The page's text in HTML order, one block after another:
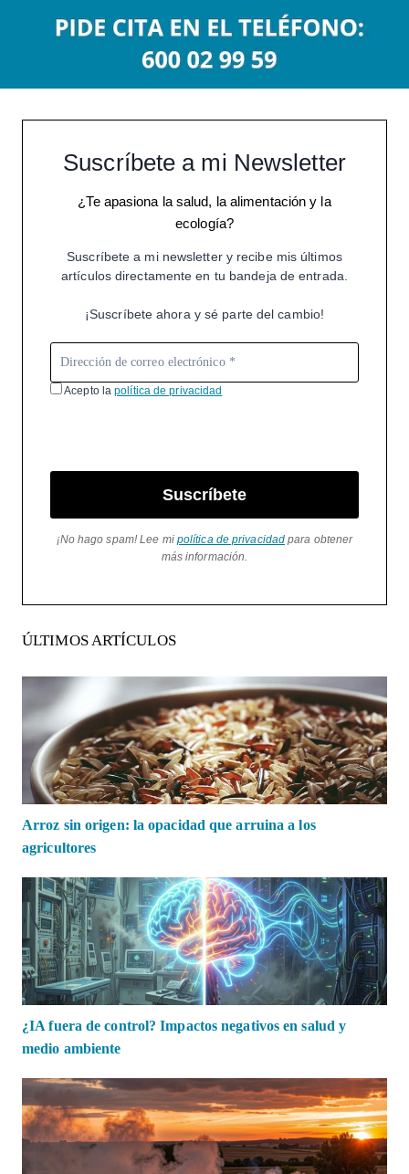
Suscríbete a mi Newsletter
¿Te apasiona la salud, la alimentación y la
ecología?
Suscríbete a mi newsletter y recibe mis últimos
artículos directamente en tu bandeja de entrada.
¡Suscríbete ahora y sé parte del cambio!
Acepto lapolítica de privacidad
Suscríbete
¡No hago spam! Lee mi política de privacidad para obtener
más información.
ÚLTIMOS ARTÍCULOS
Arroz sin origen: la opacidad que arruina a los
agricultores
¿IA fuera de control? Impactos negativos en salud y
medio ambiente